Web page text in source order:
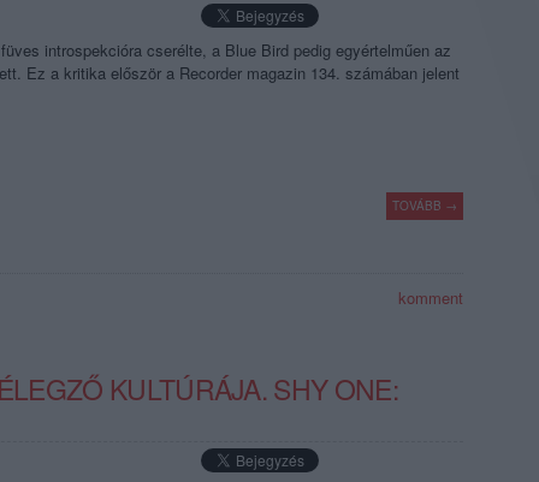
introspekcióra cserélte, a Blue Bird pedig egyértelműen az
Ez a kritika először a Recorder magazin 134. számában jelent
TOVÁBB →
komment
KULTÚRÁJA. SHY ONE: